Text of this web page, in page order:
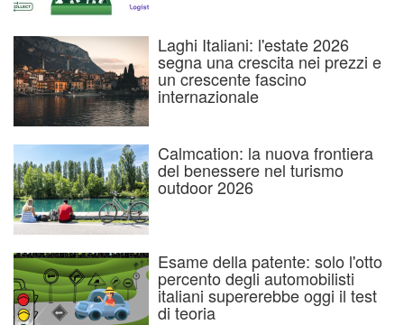
Laghi Italiani: l'estate 2026
segna una crescita nei prezzi e
un crescente fascino
internazionale
Calmcation: la nuova frontiera
del benessere nel turismo
outdoor 2026
Esame della patente: solo l'otto
percento degli automobilisti
italiani supererebbe oggi il test
di teoria